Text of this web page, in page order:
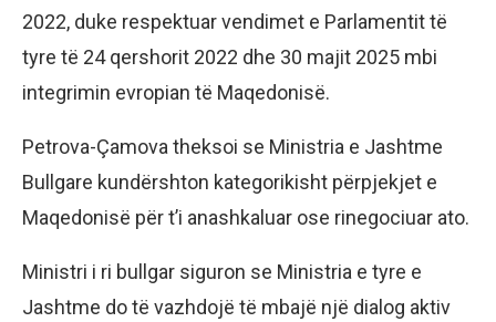
2022, duke respektuar vendimet e Parlamentit të
tyre të 24 qershorit 2022 dhe 30 majit 2025 mbi
integrimin evropian të Maqedonisë.
Petrova-Çamova theksoi se Ministria e Jashtme
Bullgare kundërshton kategorikisht përpjekjet e
Maqedonisë për t’i anashkaluar ose rinegociuar ato.
Ministri i ri bullgar siguron se Ministria e tyre e
Jashtme do të vazhdojë të mbajë një dialog aktiv